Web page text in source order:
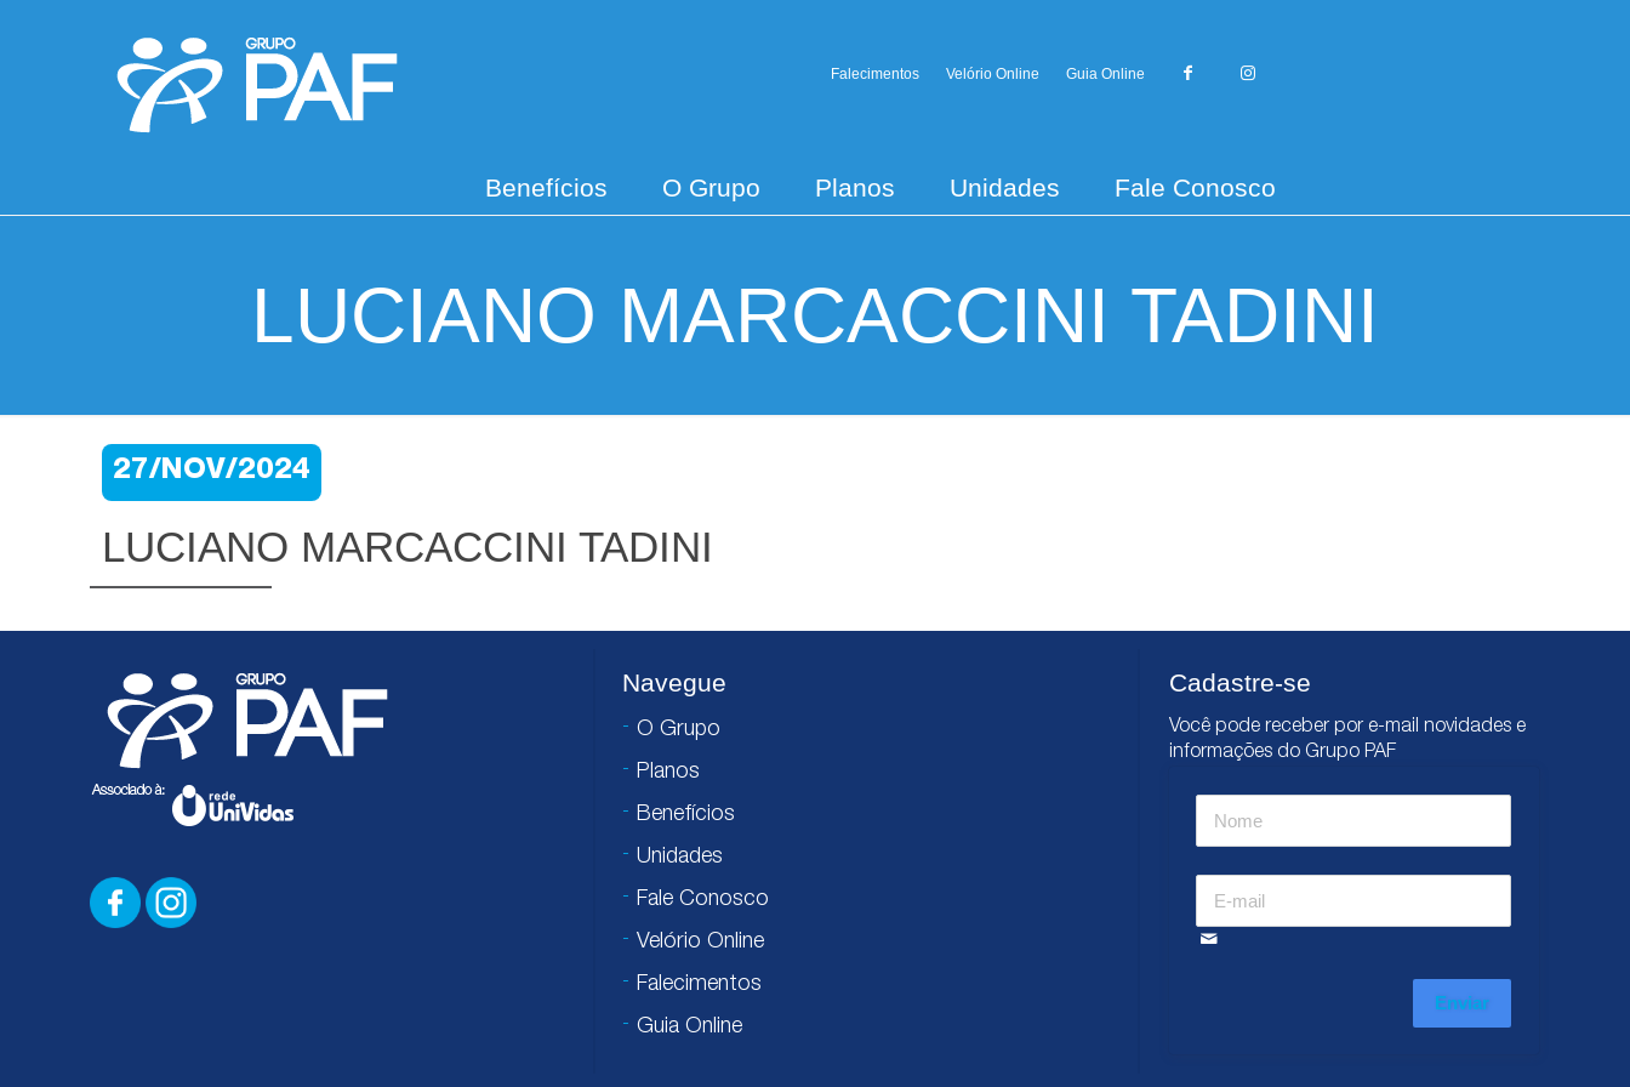
Falecimentos Velório Online Guia Online
Benefícios O Grupo Planos Unidades Fale Conosco
LUCIANO MARCACCINI TADINI
27/NOV/2024
LUCIANO MARCACCINI TADINI
Navegue
O Grupo
Planos
Benefícios
Unidades
Fale Conosco
Velório Online
Falecimentos
Guia Online
Cadastre-se
Você pode receber por e-mail novidades e
informações do Grupo PAF
Enviar